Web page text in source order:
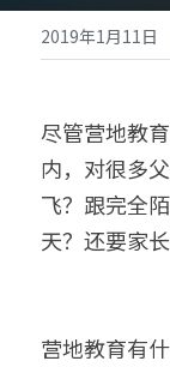
立即报
2019年1月11日
尽管营地教
内，对很多
飞？跟完全
天？还要家
营地教育有